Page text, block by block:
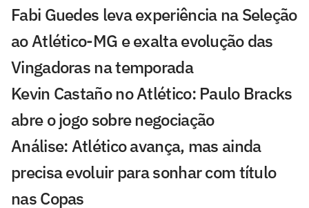
Fabi Guedes leva experiência na Seleção
ao Atlético-MG e exalta evolução das
Vingadoras na temporada
Kevin Castaño no Atlético: Paulo Bracks
abre o jogo sobre negociação
Análise: Atlético avança, mas ainda
precisa evoluir para sonhar com título
nas Copas